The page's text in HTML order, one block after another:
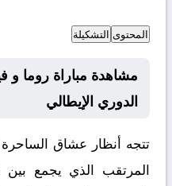
المحتوى التشكيلة
مشاهدة مباراة روما و
الدوري الإيطالي
تتجه أنظار عشاق الساحرة
المرتقب الذي يجمع بين